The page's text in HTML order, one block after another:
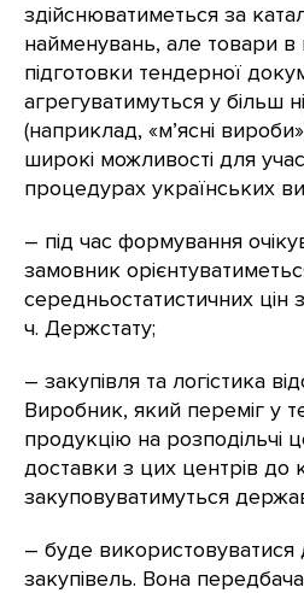
здійснюватиметься за
найменувань, але товари в
підготовки тендерної
агрегуватимуться у більш
(наприклад, «м’ясні
широкі можливості для
процедурах українських
– під час формування
замовник
середньостатистичних цін
ч. Держстату;
– закупівля та логістика
Виробник, який переміг у
продукцію на розподільчі
доставки з цих центрів до
закуповуватимуться
– буде використовуватися
закупівель. Вона